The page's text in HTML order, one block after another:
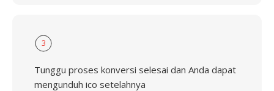
3
Tunggu proses konversi selesai dan Anda dapat
mengunduh ico setelahnya